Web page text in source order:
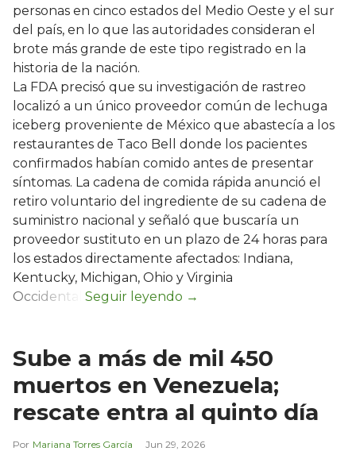
personas en cinco estados del Medio Oeste y el sur
del país, en lo que las autoridades consideran el
brote más grande de este tipo registrado en la
historia de la nación.
La FDA precisó que su investigación de rastreo
localizó a un único proveedor común de lechuga
iceberg proveniente de México que abastecía a los
restaurantes de Taco Bell donde los pacientes
confirmados habían comido antes de presentar
síntomas. La cadena de comida rápida anunció el
retiro voluntario del ingrediente de su cadena de
suministro nacional y señaló que buscaría un
proveedor sustituto en un plazo de 24 horas para
los estados directamente afectados: Indiana,
Kentucky, Michigan, Ohio y Virginia
Occidental.
Sube a más de mil 450
muertos en Venezuela;
rescate entra al quinto día
Mariana Torres García Jun 29, 2026